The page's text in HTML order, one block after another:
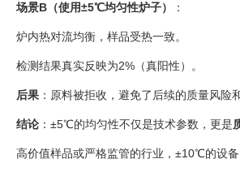
场景B（使用±5℃均匀性炉子） ：
炉内热对流均衡，样品受热一致。
检测结果真实反映为2%（真阳性）。
后果 ：原料被拒收，避免了后续的质量风险
结论 ：±5℃的均匀性不仅是技术参数，更是
高价值样品或严格监管的行业，±10℃的设备